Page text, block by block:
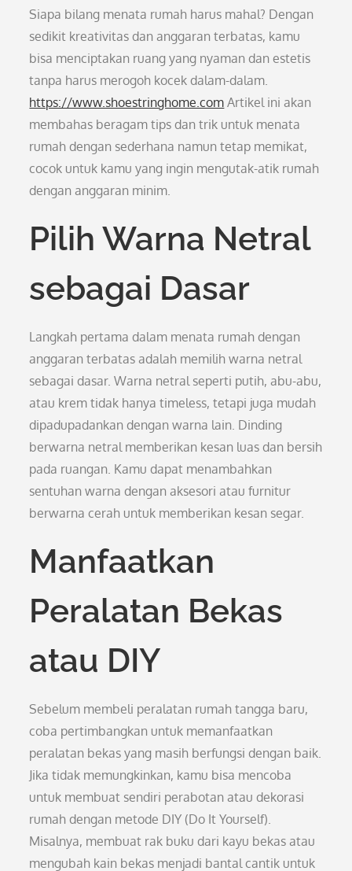
Siapa bilang menata rumah harus mahal? Dengan
sedikit kreativitas dan anggaran terbatas, kamu
bisa menciptakan ruang yang nyaman dan estetis
tanpa harus merogoh kocek dalam-dalam.
https://www.shoestringhome.com Artikel ini akan
membahas beragam tips dan trik untuk menata
rumah dengan sederhana namun tetap memikat,
cocok untuk kamu yang ingin mengutak-atik rumah
dengan anggaran minim.
Pilih Warna Netral
sebagai Dasar
Langkah pertama dalam menata rumah dengan
anggaran terbatas adalah memilih warna netral
sebagai dasar. Warna netral seperti putih, abu-abu,
atau krem tidak hanya timeless, tetapi juga mudah
dipadupadankan dengan warna lain. Dinding
berwarna netral memberikan kesan luas dan bersih
pada ruangan. Kamu dapat menambahkan
sentuhan warna dengan aksesori atau furnitur
berwarna cerah untuk memberikan kesan segar.
Manfaatkan
Peralatan Bekas
atau DIY
Sebelum membeli peralatan rumah tangga baru,
coba pertimbangkan untuk memanfaatkan
peralatan bekas yang masih berfungsi dengan baik.
Jika tidak memungkinkan, kamu bisa mencoba
untuk membuat sendiri perabotan atau dekorasi
rumah dengan metode DIY (Do It Yourself).
Misalnya, membuat rak buku dari kayu bekas atau
mengubah kain bekas menjadi bantal cantik untuk